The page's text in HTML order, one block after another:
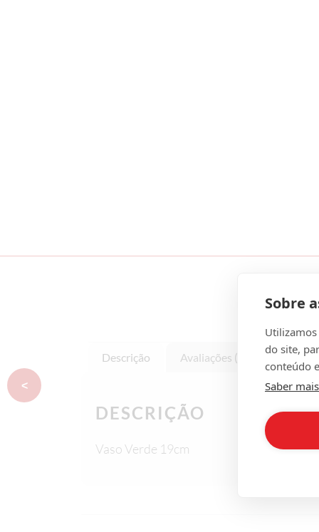
Sobre
do site,
conteúdo
Saber mais
Descrição Avaliações (0)
DESCRIÇÃO
Vaso Verde 19cm
<